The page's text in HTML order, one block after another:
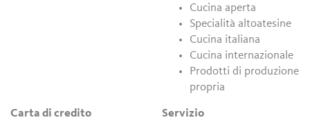
Cucina aperta
Specialità altoatesine
Cucina italiana
Cucina internazionale
Prodotti di produzione
propria
Carta di credito
Servizio